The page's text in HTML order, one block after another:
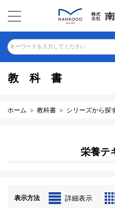
キーワードを入力してください
教科書
ホーム 教科書 シリーズから探
栄養テ
表示方法 詳細表示